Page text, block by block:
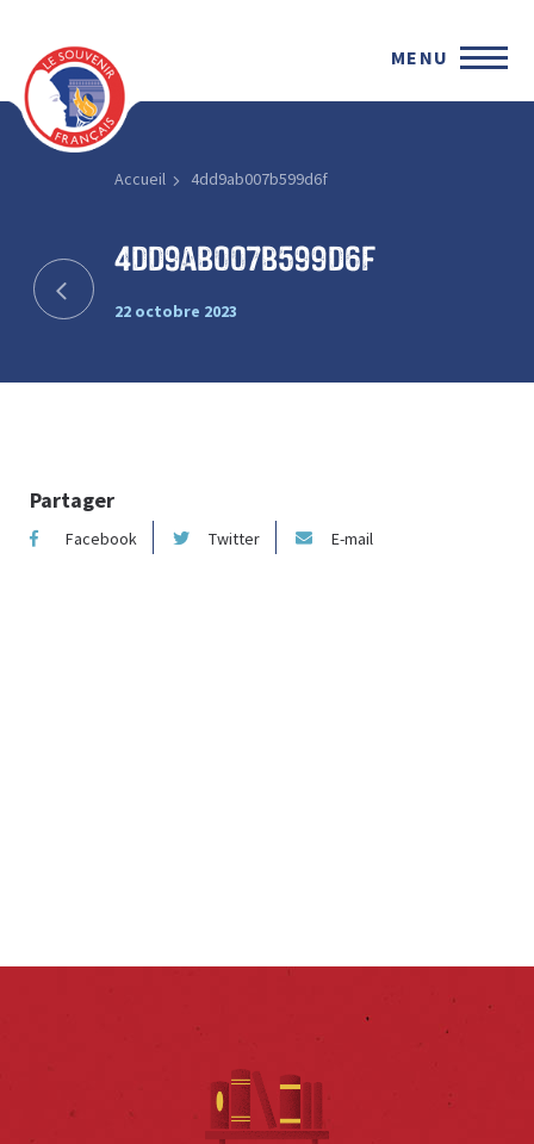
MENU
Accueil 4dd9ab007b599d6f
4dd9ab007b599d6f
22 octobre 2023
Partager
Facebook Twitter E-mail